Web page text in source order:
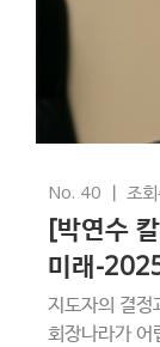
No. 40 ㅣ 조
[박연수
미래-
지도자의 결
회장나라가 어